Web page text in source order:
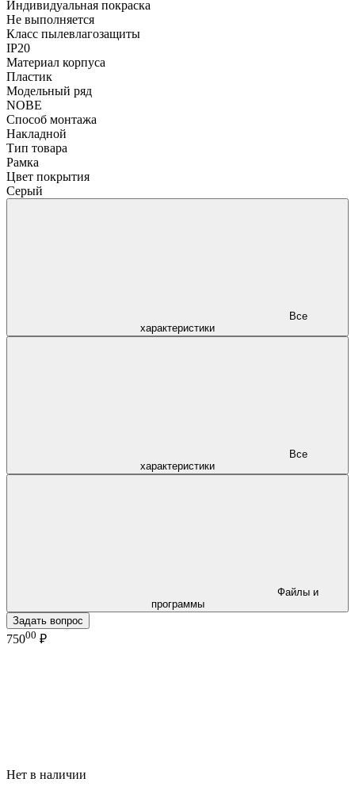
Индивидуальная покраска
Не выполняется
Класс пылевлагозащиты
IP20
Материал корпуса
Пластик
Модельный ряд
NOBE
Способ монтажа
Накладной
Тип товара
Рамка
Цвет покрытия
Серый
характеристики
характеристики
программы
Задать вопрос
75000 ₽
Нет в наличии